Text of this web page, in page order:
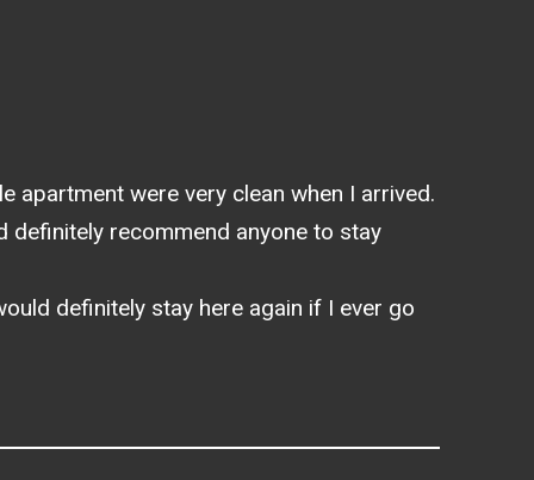
apartment were very clean when I arrived.
recommend anyone to stay
definitely stay here again if I ever go